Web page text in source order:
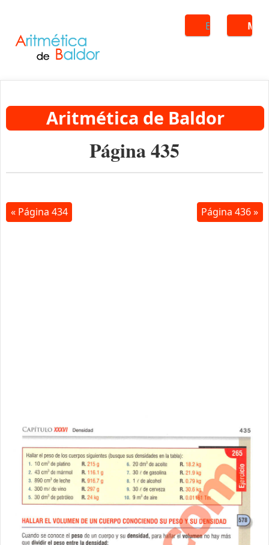
Buscar
Aritmética de Baldor
Página 435
« Página 434 Página 436 »